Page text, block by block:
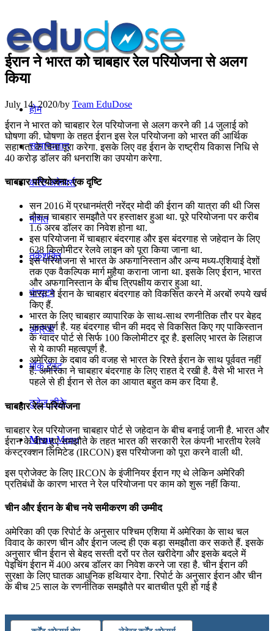
होम
सामान्यज्ञान
करेंट अफेयर्स
गणित
तर्कशक्ति
कंप्यूटर
अंग्रेजी
मॉक टेस्ट
टुडेज जीके
Menu Menu
ईरान ने भारत को चाबहार रेल परियोजना से अलग
किया
July 14, 2020/by Team EduDose
ईरान ने भारत को चाबहार रेल परियोजना से अलग करने की 14 जुलाई को
घोषणा की. घोषणा के तहत ईरान इस रेल परियोजना को भारत की आर्थिक
सहायता के बिना पूरा करेगा. इसके लिए वह ईरान के राष्ट्रीय विकास निधि से
40 करोड़ डॉलर की धनराशि का उपयोग करेगा.
चाबहार परियोजना: एक दृष्टि
सन 2016 में प्रधानमंत्री नरेंद्र मोदी की ईरान की यात्रा की थी जिस
दौरान चाबहार समझौते पर हस्‍ताक्षर हुआ था. पूरे परियोजना पर करीब
1.6 अरब डॉलर का निवेश होना था.
इस परियोजना में चाबहार बंदरगाह और इस बंदरगाह से जहेदान के लिए
628 किलोमीटर रेलवे लाइन को पूरा किया जाना था.
इस परियोजना से भारत के अफगानिस्‍तान और अन्‍य मध्‍य-एशियाई देशों
तक एक वैकल्पिक मार्ग मुहैया कराना जाना था. इसके लिए ईरान, भारत
और अफगानिस्‍तान के बीच त्रिपक्षीय करार हुआ था.
भारत ने ईरान के चाबहार बंदरगाह को विकसित करने में अरबों रुपये खर्च
किए हैं.
भारत के लिए चाबहार व्यापारिक के साथ-साथ रणनीतिक तौर पर बेहद
महत्वपूर्ण है. यह बंदरगाह चीन की मदद से विकसित किए गए पाकिस्तान
के ग्वादर पोर्ट से सिर्फ 100 किलोमीटर दूर है. इसलिए भारत के लिहाज
से ये काफी महत्वपूर्ण है.
अमेरिका के दबाव की वजह से भारत के रिश्ते ईरान के साथ पूर्ववत नहीं
हैं. अमेरिका ने चाबहार बंदरगाह के लिए राहत दे रखी है. वैसे भी भारत ने
पहले से ही ईरान से तेल का आयात बहुत कम कर दिया है.
चाबहार रेल परियोजना
चाबहार रेल परियोजना चाबहार पोर्ट से जहेदान के बीच बनाई जानी है. भारत और
ईरान के बीच हुए समझौते के तहत भारत की सरकारी रेल कंपनी भारतीय रेलवे
कंस्ट्रक्शन लिमिटेड (IRCON) इस परियोजना को पूरा करने वाली थी.
इस प्रोजेक्ट के लिए IRCON के इंजीनियर ईरान गए थे लेकिन अमेरिकी
प्रतिबंधों के कारण भारत ने रेल परियोजना पर काम को शुरू नहीं किया.
चीन और ईरान के बीच नये समीकरण की उम्मीद
अमेरिका की एक रिपोर्ट के अनुसार पश्चिम एशिया में अमेरिका के साथ चल
विवाद के कारण चीन और ईरान जल्‍द ही एक बड़ा समझौता कर सकते हैं. इसके
अनुसार चीन ईरान से बेहद सस्‍ती दरों पर तेल खरीदेगा और इसके बदले में
पेइचिंग ईरान में 400 अरब डॉलर का निवेश करने जा रहा है. चीन ईरान की
सुरक्षा के लिए घातक आधुनिक हथियार देगा. रिपोर्ट के अनुसार ईरान और चीन
के बीच 25 साल के रणनीतिक समझौते पर बातचीत पूरी हो गई है